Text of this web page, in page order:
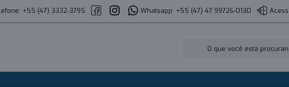
+55 (47) 3332-3795 Whatsapp: +55 (47) 47 99726-0130